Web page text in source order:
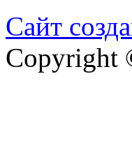
Сайт
Copyright